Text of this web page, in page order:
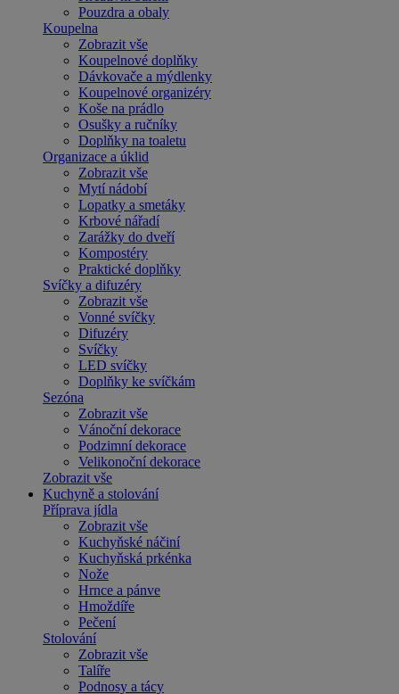
Pouzdra a obaly
Koupelna
Zobrazit vše
Koupelnové doplňky
Dávkovače a mýdlenky
Koupelnové organizéry
Koše na prádlo
Osušky a ručníky
Doplňky na toaletu
Organizace a úklid
Zobrazit vše
Mytí nádobí
Lopatky a smetáky
Krbové nářadí
Zarážky do dveří
Kompostéry
Praktické doplňky
Svíčky a difuzéry
Zobrazit vše
Vonné svíčky
Difuzéry
Svíčky
LED svíčky
Doplňky ke svíčkám
Sezóna
Zobrazit vše
Vánoční dekorace
Podzimní dekorace
Velikonoční dekorace
Zobrazit vše
Kuchyně a stolování
Příprava jídla
Zobrazit vše
Kuchyňské náčiní
Kuchyňská prkénka
Nože
Hrnce a pánve
Hmoždíře
Pečení
Stolování
Zobrazit vše
Talíře
Podnosy a tácy